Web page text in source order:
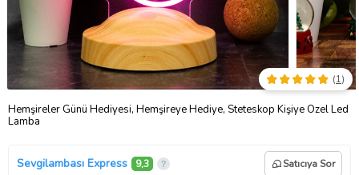
Hemşireler Günü Hediyesi, Hemşireye Hediye, Steteskop Kişiye Özel Led
Lamba
(1)
Sevgilambası Express 9,3 Satıcıya Sor